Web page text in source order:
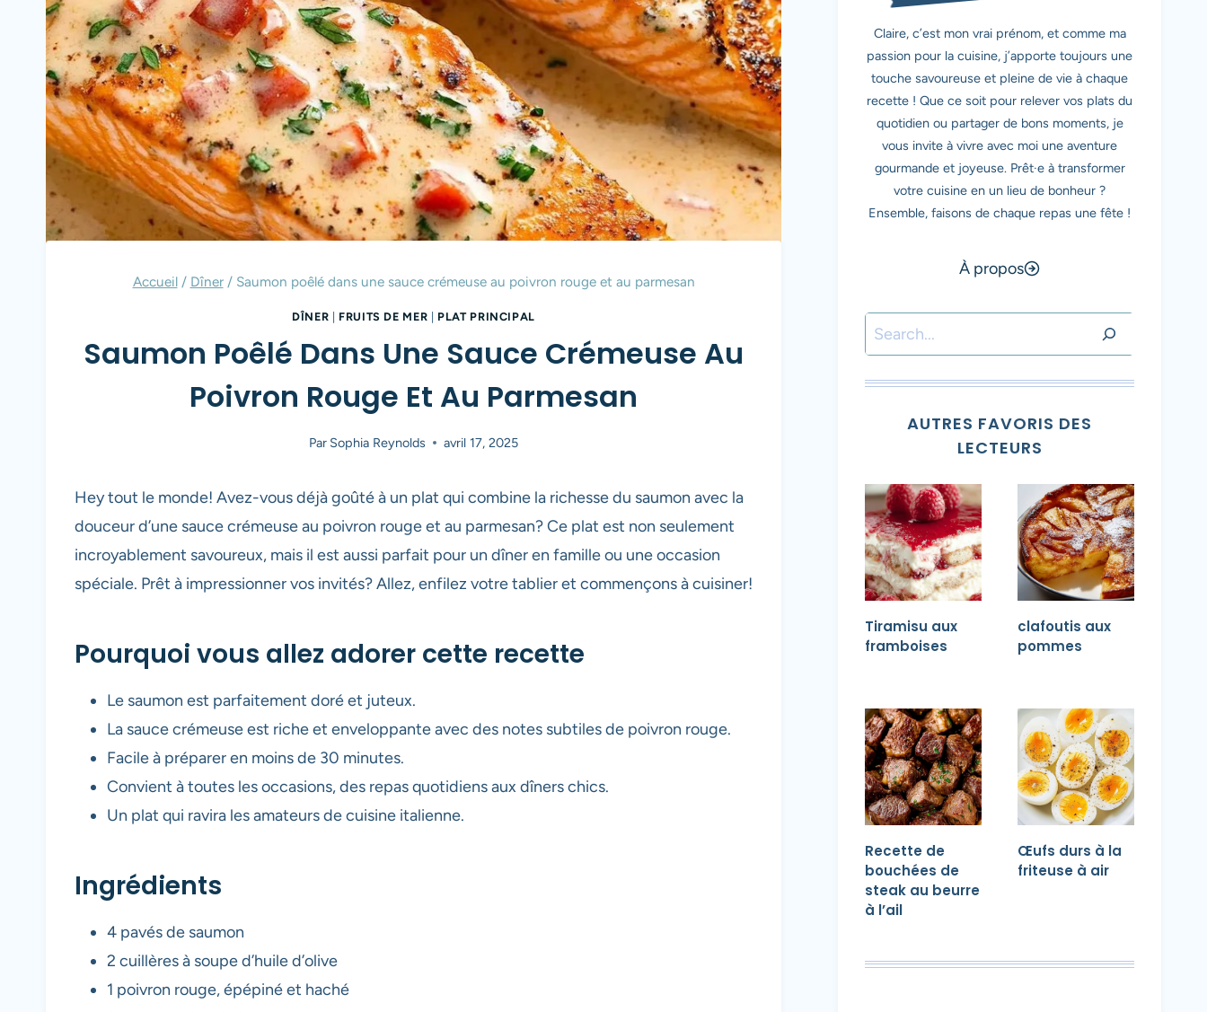
Accueil / Dîner / Saumon poêlé dans une sauce crémeuse au poivron rouge et au parmesan
DÎNER FRUITS DE MER PLAT PRINCIPAL
Saumon Poêlé Dans Une Sauce Crémeuse Au
Poivron Rouge Et Au Parmesan
Par Sophia Reynolds avril 17, 2025
Hey tout le monde! Avez-vous déjà goûté à un plat qui combine la richesse du saumon avec la
douceur d’une sauce crémeuse au poivron rouge et au parmesan? Ce plat est non seulement
incroyablement savoureux, mais il est aussi parfait pour un dîner en famille ou une occasion
spéciale. Prêt à impressionner vos invités? Allez, enfilez votre tablier et commençons à cuisiner!
Pourquoi vous allez adorer cette recette
Le saumon est parfaitement doré et juteux.
La sauce crémeuse est riche et enveloppante avec des notes subtiles de poivron rouge.
Facile à préparer en moins de 30 minutes.
Convient à toutes les occasions, des repas quotidiens aux dîners chics.
Un plat qui ravira les amateurs de cuisine italienne.
Ingrédients
4 pavés de saumon
2 cuillères à soupe d’huile d’olive
1 poivron rouge, épépiné et haché
Claire, c’est mon vrai prénom, et comme ma
passion pour la cuisine, j’apporte toujours une
touche savoureuse et pleine de vie à chaque
recette ! Que ce soit pour relever vos plats du
quotidien ou partager de bons moments, je
vous invite à vivre avec moi une aventure
gourmande et joyeuse. Prêt·e à transformer
votre cuisine en un lieu de bonheur ?
Ensemble, faisons de chaque repas une fête !
À propos
Rechercher
AUTRES FAVORIS DES
LECTEURS
Tiramisu aux
framboises
clafoutis aux
pommes
Recette de
bouchées de
steak au beurre
à l’ail
Œufs durs à la
friteuse à air